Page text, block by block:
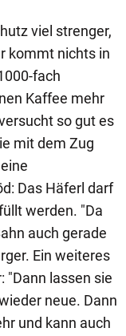
viel strenger,
kommt nichts in
fach
Kaffee mehr
so gut es
mit dem Zug
Das Häferl darf
werden. "Da
auch gerade
Ein weiteres
"Dann lassen sie
neue. Dann
und kann auch